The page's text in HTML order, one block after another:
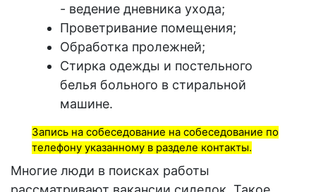
- ведение дневника ухода;
Проветривание помещения;
Обработка пролежней;
Стирка одежды и постельного
белья больного в стиральной
машине.
Запись на собеседование на собеседование по
телефону указанному в разделе контакты.
Многие люди в поисках работы